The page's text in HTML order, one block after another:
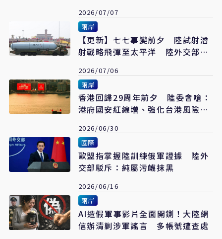
2026/07/07
兩岸
【更新】七七事變前夕 陸試射潛
射戰略飛彈至太平洋 陸外交部：
2026/07/06
兩岸
香港回歸29周年前夕 陸委會嗆：
港府國安紅線增、強化台港風險管
2026/06/30
國際
歐盟指掌握陸訓練俄軍證據 陸外
交部駁斥：純屬污衊抹黑
2026/06/16
兩岸
AI造假軍事影片全面開鍘！大陸網
信辦清剿涉軍謠言 多帳號遭查處